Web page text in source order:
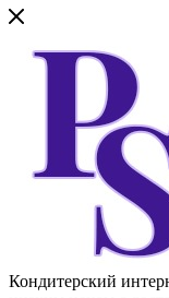
Кондитерский